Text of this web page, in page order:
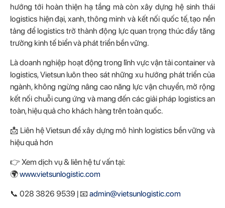
hướng tới hoàn thiện hạ tầng mà còn xây dựng hệ sinh thái
logistics hiện đại, xanh, thông minh và kết nối quốc tế, tạo nền
tảng để logistics trở thành động lực quan trọng thúc đẩy tăng
trưởng kinh tế biển và phát triển bền vững.
Là doanh nghiệp hoạt động trong lĩnh vực vận tải container và
logistics, Vietsun luôn theo sát những xu hướng phát triển của
ngành, không ngừng nâng cao năng lực vận chuyển, mở rộng
kết nối chuỗi cung ứng và mang đến các giải pháp logistics an
toàn, hiệu quả cho khách hàng trên toàn quốc.
📩 Liên hệ Vietsun để xây dựng mô hình logistics bền vững và
hiệu quả hơn
👉 Xem dịch vụ & liên hệ tư vấn tại:
🌍www.vietsunlogistic.com
📞 028 3826 9539 | 📧 admin@vietsunlogistic.com